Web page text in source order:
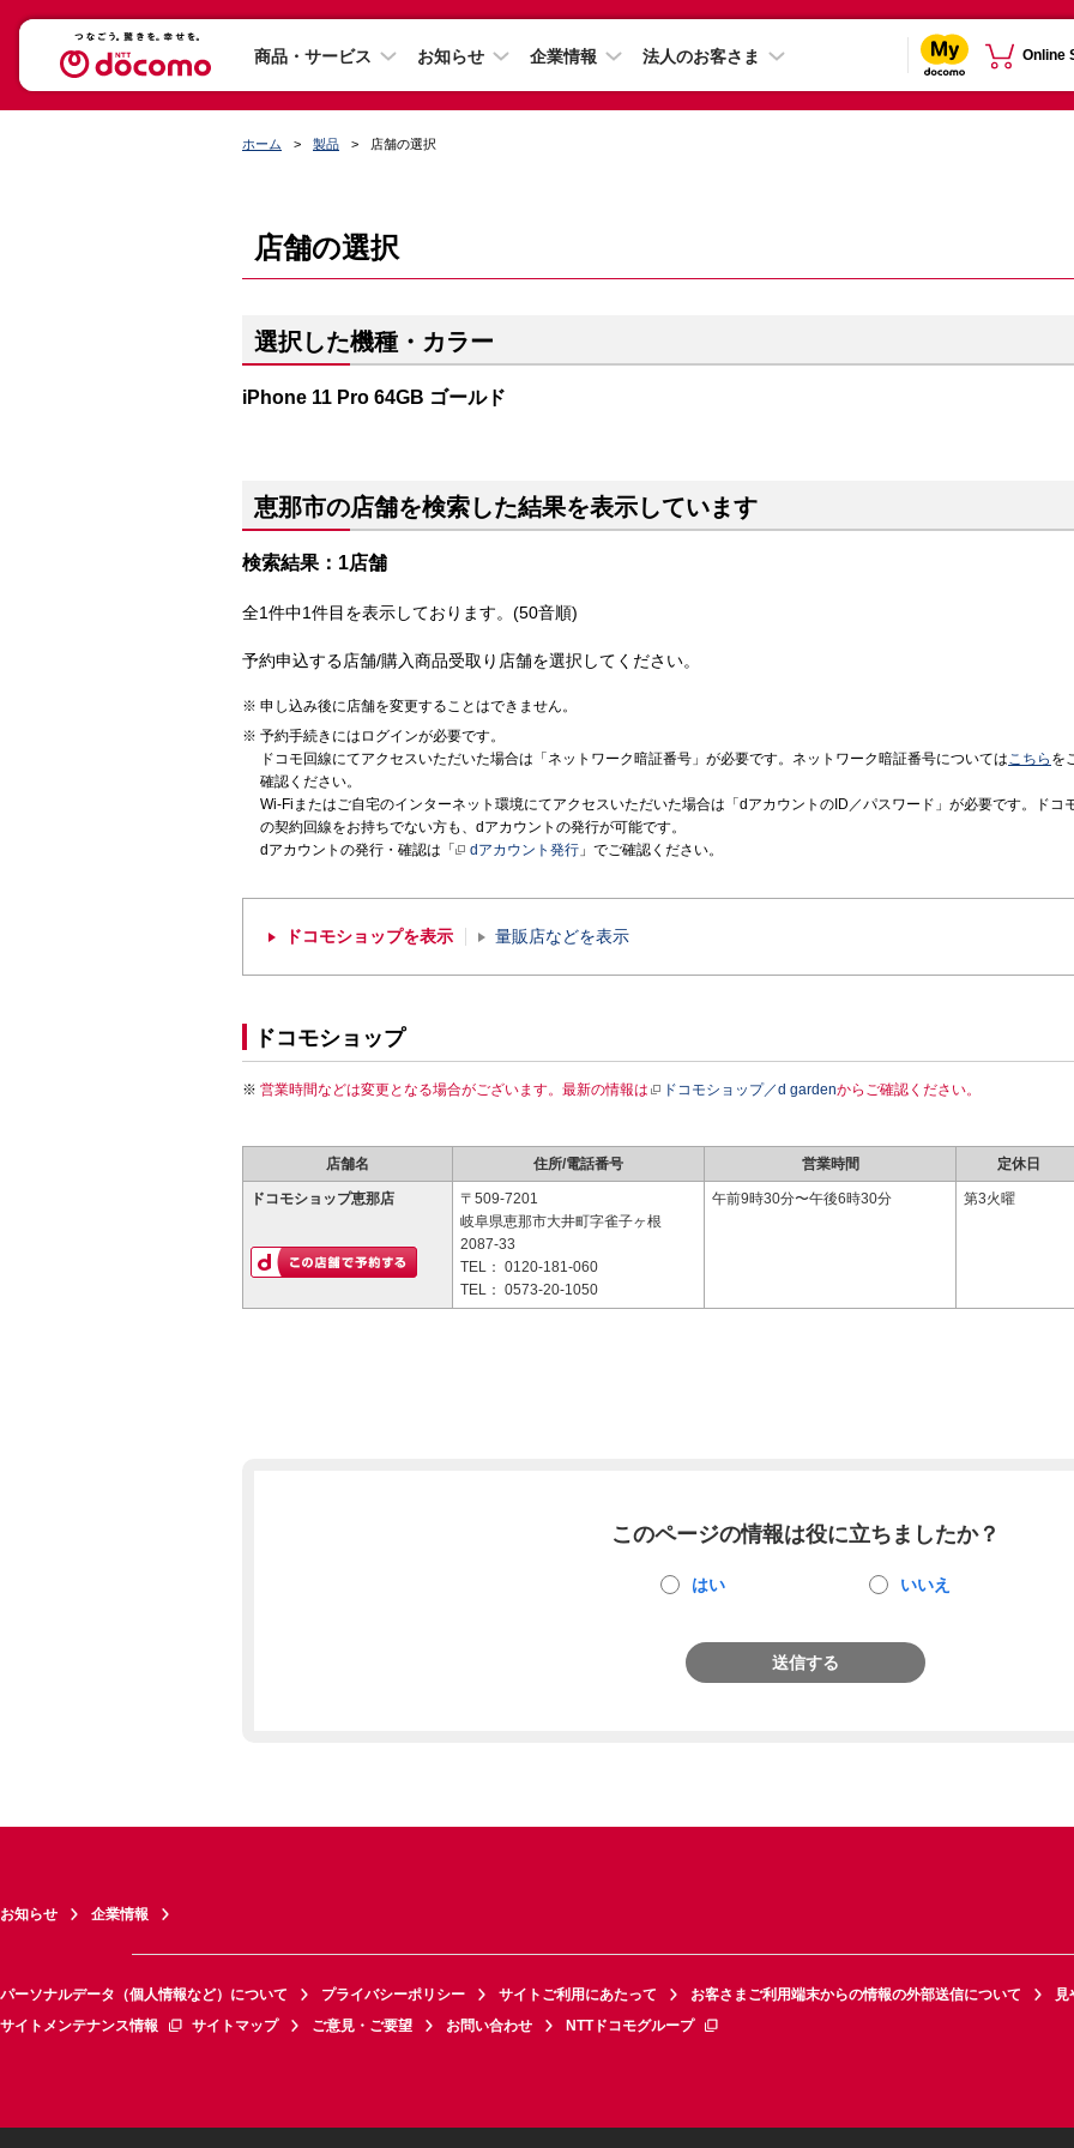
商品・サービス お知らせ 企業情報 法人のお客さま Online
ホーム 製品 店舗の選択
店舗の選択
選択した機種・カラー
iPhone 11 Pro 64GB ゴールド
恵那市の店舗を検索した結果を表示しています
検索結果：1店舗
全1件中1件目を表示しております。(50音順)
予約申込する店舗/購入商品受取り店舗を選択してください。
申し込み後に店舗を変更することはできません。
予約手続きにはログインが必要です。
ドコモ回線にてアクセスいただいた場合は「ネットワーク暗証番号」が必要です。ネットワーク暗証番号についてはこちら を
確認ください。
Wi-Fiまたはご自宅のインターネット環境にてアクセスいただいた場合は「dアカウントのID／パスワード」が必要です。ドコ
の契約回線をお持ちでない方も、dアカウントの発行が可能です。
dアカウントの発行・確認は「
dアカウント発行 」でご確認ください。
ドコモショップを表示 量販店などを表示
ドコモショップ
営業時間などは変更となる場合がございます。最新の情報は ドコモショップ／d gardenからご確認ください。
店舗名 住所/電話番号 営業時間 定休日
ドコモショップ恵那店
〒509-7201
岐阜県恵那市大井町字雀子ヶ根
2087-33
TEL： 0120-181-060
TEL： 0573-20-1050
午前9時30分〜午後6時30分 第3火曜
このページの情報は役に立ちましたか？
はい いいえ
送信する
お知らせ 企業情報
パーソナルデータ（個人情報など）について プライバシーポリシー サイトご利用にあたって お客さまご利用端末からの情報の外部送信について
見
サイトメンテナンス情報
サイトマップ ご意見・ご要望 お問い合わせ NTTドコモグループ